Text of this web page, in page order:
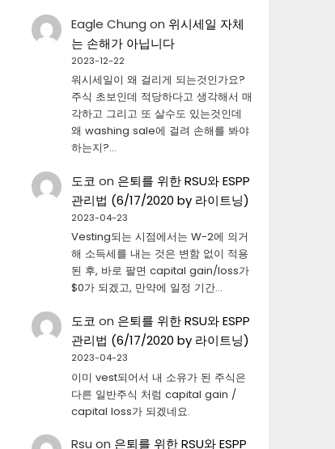
Eagle Chung on 위시세일 자체
는 손해가 아닙니다
2023-12-22
워시세일이 왜 걸리게 되는것인가요?
주식 초보인데 적당하다고 생각해서 매
각하고 그리고 또 살수도 있는것인데
왜 washing sale에 걸려 손해를 봐야
하는지?…
도코 on 은퇴를 위한 RSU와 ESPP
관리법 (6/17/2020 by 라이트닝)
2023-04-23
Vesting되는 시점에서는 W-2에 의거
해 소득세를 내는 것은 변함 없이 적용
된 후, 바로 팔면 capital gain/loss가
$0가 되겠고, 만약에 일정 기간…
도코 on 은퇴를 위한 RSU와 ESPP
관리법 (6/17/2020 by 라이트닝)
2023-04-23
이미 vest되어서 내 소유가 된 주식은
다른 일반주식 처럼 capital gain /
capital loss가 되겠네요.
Rsu on 은퇴를 위한 RSU와 ESPP